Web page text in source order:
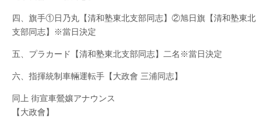
四、旗手①日乃丸【清和塾東北支部同志】②旭日旗【清和塾東北
支部同志】※當日決定
五、プラカード【清和塾東北支部同志】二名※當日決定
六、指揮統制車輛運転手【大政會 三浦同志】
同上 街宣車鶯孃アナウンス
【大政會】